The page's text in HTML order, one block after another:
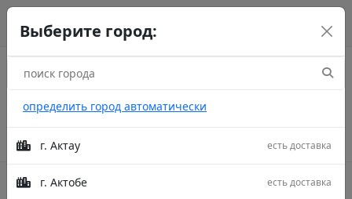
Выберите город:
определить город автоматически
г. Актау есть доставка
г. Актобе есть доставка